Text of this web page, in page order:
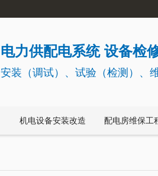
电力供配电系统 设备检
安装（调试）、试验（检测）、
机电设备安装改造 配电房维保工